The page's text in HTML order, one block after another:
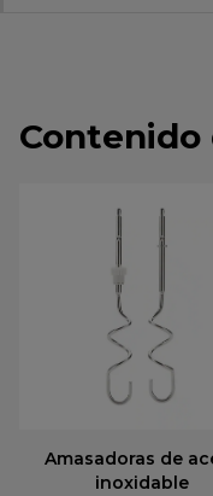
Contenido
Amasadoras de
inoxidable